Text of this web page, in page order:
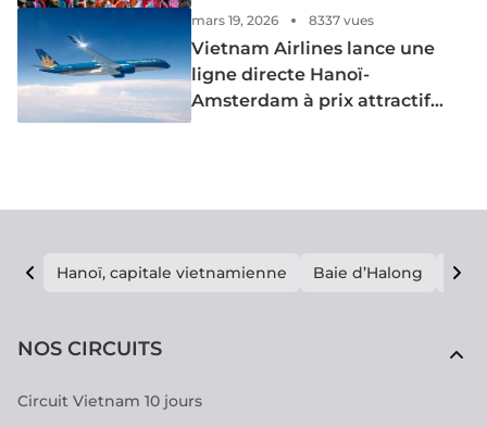
mars 19, 2026 8337 vues
Vietnam Airlines lance une
ligne directe Hanoï-
Amsterdam à prix attractif
Hanoï, capitale vietnamienne Baie d’Halong E
NOS CIRCUITS
Circuit Vietnam 10 jours